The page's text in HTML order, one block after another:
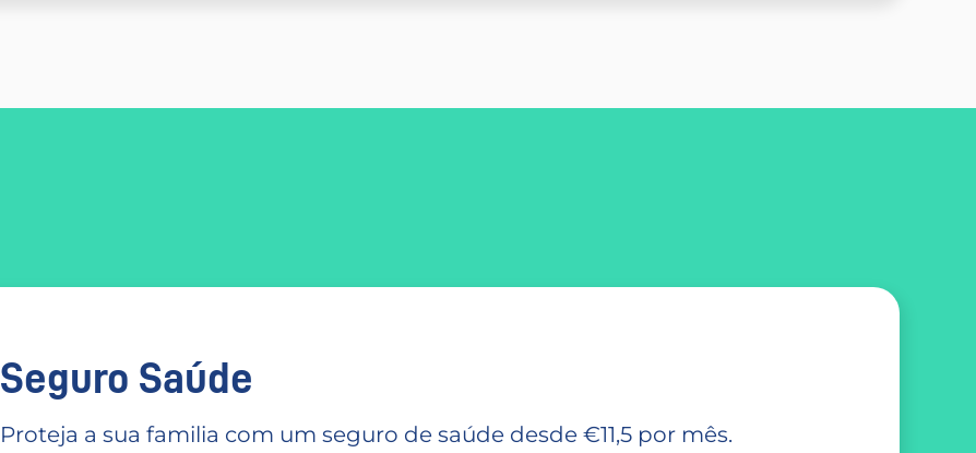
Seguro Saúde
Proteja a sua familia com um seguro de saúde desde €11,5 por mês.